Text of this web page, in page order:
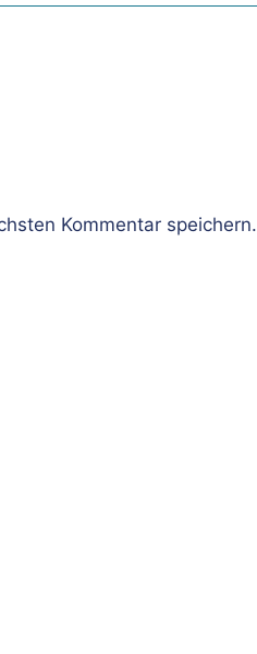
Kommentar speichern.